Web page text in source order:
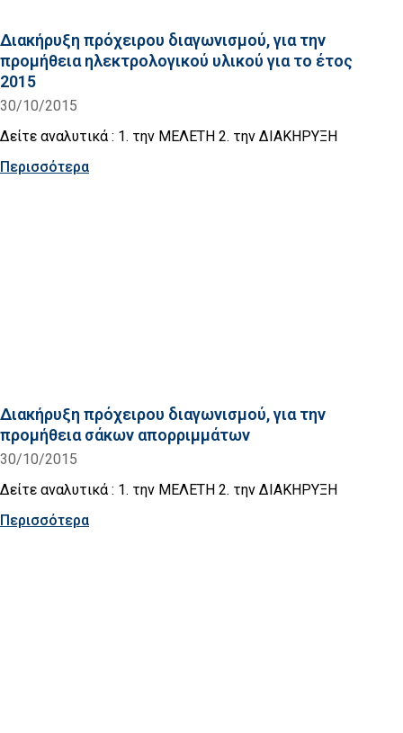
Διακήρυξη πρόχειρου διαγωνισμού, για την
προμήθεια ηλεκτρολογικού υλικού για το έτος
2015
30/10/2015
Δείτε αναλυτικά : 1. την ΜΕΛΕΤΗ 2. την ΔΙΑΚΗΡΥΞΗ
Περισσότερα
Διακήρυξη πρόχειρου διαγωνισμού, για την
προμήθεια σάκων απορριμμάτων
30/10/2015
Δείτε αναλυτικά : 1. την ΜΕΛΕΤΗ 2. την ΔΙΑΚΗΡΥΞΗ
Περισσότερα